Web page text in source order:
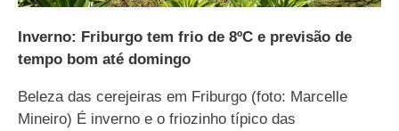
Inverno: Friburgo tem frio de 8ºC e previsão de
tempo bom até domingo
Beleza das cerejeiras em Friburgo (foto: Marcelle
Mineiro) É inverno e o friozinho típico das